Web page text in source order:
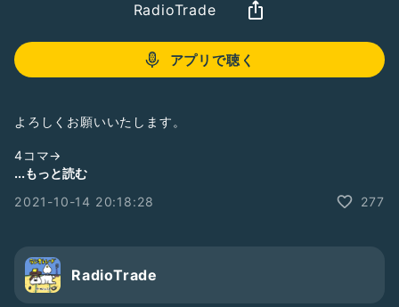
RadioTrade
アプリで聴く
よろしくお願いいたします。
4コマ→
https://twitter.com/radiotrade2/status/14486117932789
...もっと読む
2021-10-14 20:18:28
277
RadioTrade